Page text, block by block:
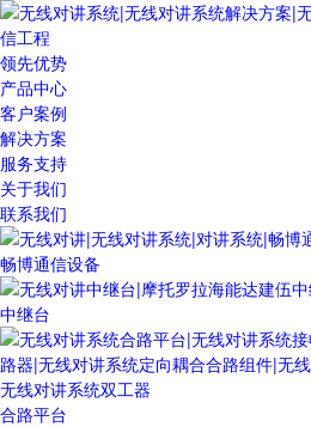
领先优势
产品中心
客户案例
解决方案
服务支持
关于我们
联系我们
畅博通信设备
中继台
合路平台